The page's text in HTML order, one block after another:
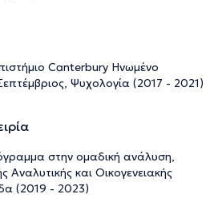
Canterbury Ηνωμένο
Ψυχολογία (2017 - 2021)
στην ομαδική ανάλυση,
Αναλυτικής και Οικογενειακής
(2019 - 2023)